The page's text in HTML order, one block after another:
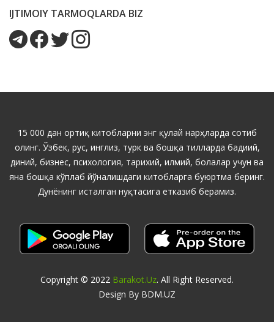
IJTIMOIY TARMOQLARDA BIZ
15 000 дан ортиқ китобларни энг қулай нарҳларда сотиб
олинг. Ўзбек, рус, инглиз, турк ва бошқа тилларда бадиий,
диний, бизнес, психология, тарихий, илмий, болалар учун ва
яна бошқа кўплаб йўналишдаги китобларга буюртма беринг.
Дунёнинг исталган нуқтасига етказиб берамиз.
Copyright © 2022 Barakot.uz. All Right Reserved.
Design By BDM.UZ